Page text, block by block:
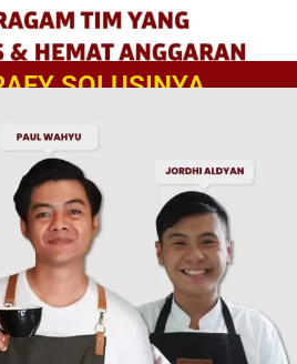
SOLUSINYA